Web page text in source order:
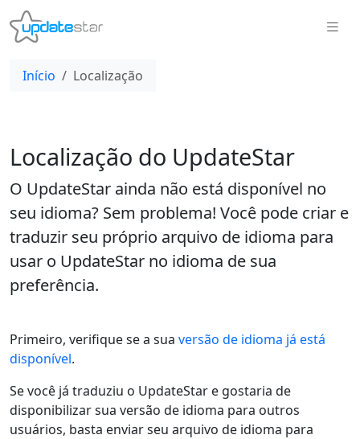
Início Localização
Localização do UpdateStar
O UpdateStar ainda não está disponível no
seu idioma? Sem problema! Você pode criar e
traduzir seu próprio arquivo de idioma para
usar o UpdateStar no idioma de sua
preferência.
Primeiro, verifique se a sua versão de idioma já está
disponível.
Se você já traduziu o UpdateStar e gostaria de
disponibilizar sua versão de idioma para outros
usuários, basta enviar seu arquivo de idioma para